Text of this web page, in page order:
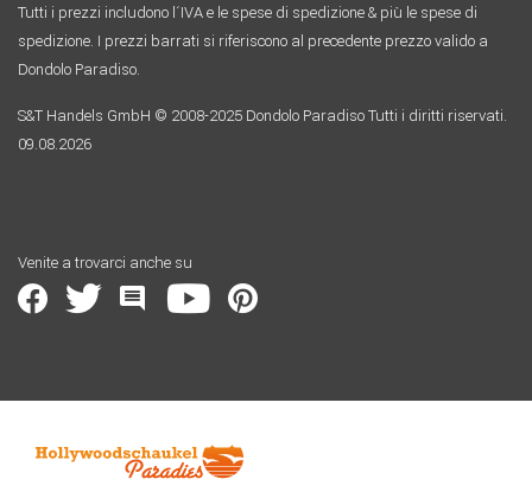
Tutti i prezzi includono l´IVA e le spese di spedizione & più le spese di
spedizione. I prezzi barrati si riferiscono al precedente prezzo valido a
Dondolo Paradiso.
S&T Handels GmbH © 2008-2025 Dondolo Paradiso Tutti i diritti riservati.
09.08.2026
Venite a trovarci anche su